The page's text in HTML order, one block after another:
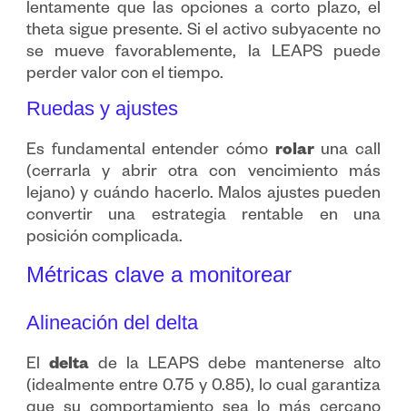
lentamente que las opciones a corto plazo, el
theta sigue presente. Si el activo subyacente no
se mueve favorablemente, la LEAPS puede
perder valor con el tiempo.
Ruedas y ajustes
Es fundamental entender cómo rolaruna call
(cerrarla y abrir otra con vencimiento más
lejano) y cuándo hacerlo. Malos ajustes pueden
convertir una estrategia rentable en una
posición complicada.
Métricas clave a monitorear
Alineación del delta
El deltade la LEAPS debe mantenerse alto
(idealmente entre 0.75 y 0.85), lo cual garantiza